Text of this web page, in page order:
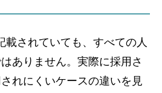
載されていても、すべての人
ありません。実際に採用さ
れにくいケースの違いを見